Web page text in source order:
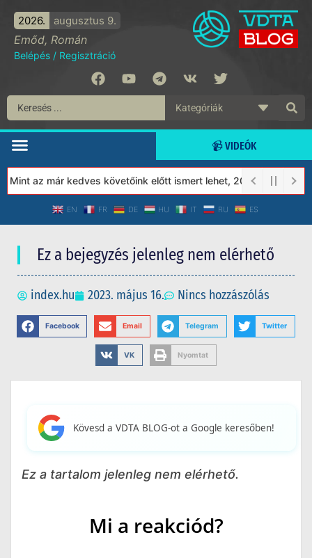
2026. augusztus 9.
Emőd, Román
Belépés / Regisztráció
📹 VIDEÓK
az már kedves követőink előtt ismert lehet, 2023-tól a
EN FR DE HU IT RU ES
Ez a bejegyzés jelenleg nem elérhető
index.hu 2023. május 16. Nincs hozzászólás
Facebook Email Telegram Twitter
VK Nyomtat
Kövesd a VDTA BLOG-ot a Google keresőben!
Ez a tartalom jelenleg nem elérhető.
Mi a reakciód?